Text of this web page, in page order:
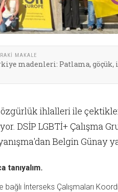
MAKALE
madenleri: Patlama,
ihlalleri ile
DSİP LGBTİ+ Çalışma
Belgin Günay
tanıyalım.
bağlı İnterseks Çalışmaları